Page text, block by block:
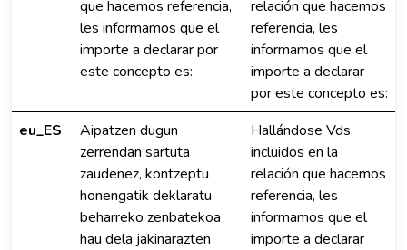
que hacemos referencia,
les informamos que el
importe a declarar por
este concepto es:
relación que hacemos
referencia, les
informamos que el
importe a declarar
por este concepto es:
eu_ES
Aipatzen dugun
zerrendan sartuta
zaudenez, kontzeptu
honengatik deklaratu
beharreko zenbatekoa
hau dela jakinarazten
Hallándose Vds.
incluidos en la
relación que hacemos
referencia, les
informamos que el
importe a declarar